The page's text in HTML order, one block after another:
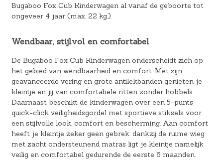
Bugaboo Fox Cub Kinderwagen al vanaf de geboorte tot
ongeveer 4 jaar (max. 22 kg.).
Wendbaar, stijlvol en comfortabel
De Bugaboo Fox Cub Kinderwagen onderscheidt zich op
het gebied van wendbaarheid en comfort. Met zijn
geavanceerde vering en grote antilekbanden genieten je
kleintje en jij van comfortabele ritten zonder hobbels.
Daarnaast beschikt de kinderwagen over een 5-punts
quick-click veiligheidsgordel met sportieve stiksels voor
een stijlvolle look, comfort en bescherming. Aan comfort
heeft je kleintje zeker geen gebrek: dankzij de ruime wieg
met zacht ondersteunend matras ligt je kleintje namelijk
veilig en comfortabel gedurende de eerste 6 maanden.